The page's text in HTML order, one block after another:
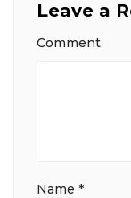
Leave a
Comment
Name *